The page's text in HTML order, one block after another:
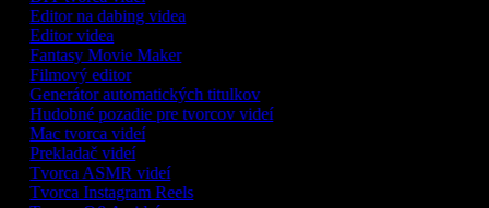
Editor na dabing videa
Editor videa
Fantasy Movie Maker
Filmový editor
Generátor automatických titulkov
Hudobné pozadie pre tvorcov videí
Mac tvorca videí
Prekladač videí
Tvorca ASMR videí
Tvorca Instagram Reels